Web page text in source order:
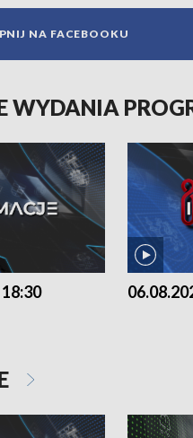
NA FACEBOOKU
WYDANIA